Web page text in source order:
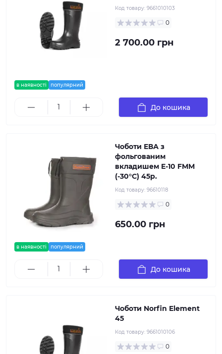
в наявності популярний
Код товару: 9661010103
0
2 700.00 грн
До кошика
в наявності популярний
Чоботи ЕВА з
фольгованим
вкладишем E-10 FMM
(-30°C) 45р.
Код товару: 96610118
0
650.00 грн
До кошика
Чоботи Norfin Element
45
Код товару: 9661010106
0